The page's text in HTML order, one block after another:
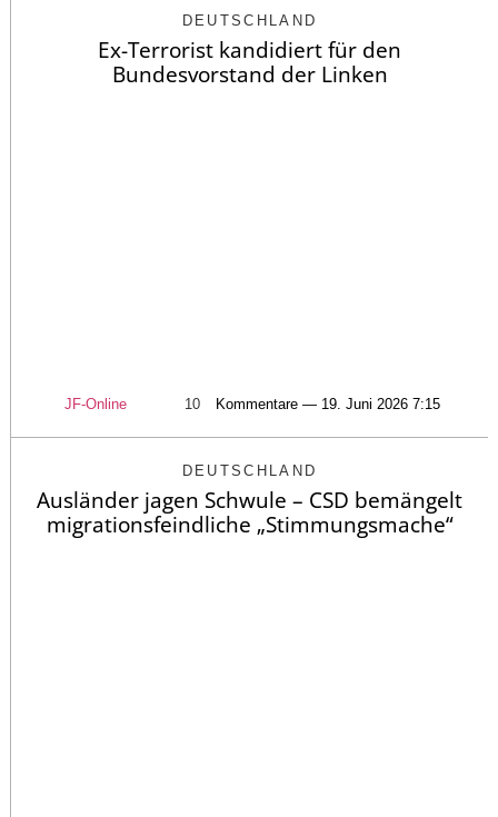
DEUTSCHLAND
Ex-Terrorist kandidiert für den
Bundesvorstand der Linken
JF-Online 10 Kommentare — 19. Juni 2026 7:15
DEUTSCHLAND
Ausländer jagen Schwule – CSD bemängelt
migrationsfeindliche „Stimmungsmache“